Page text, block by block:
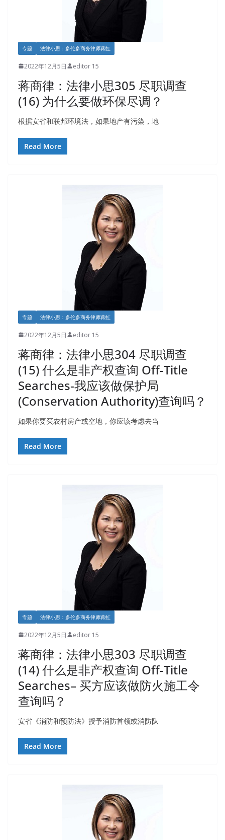
专题 法律小思：多伦多商务律师蒋虹
2022年12月5日 editor 15
蒋商律：法律小思305 尽职调查
(16) 为什么要做环保尽调？
根据安省和联邦环境法，如果地产有污染，地
Read More
专题 法律小思：多伦多商务律师蒋虹
2022年12月5日 editor 15
蒋商律：法律小思304 尽职调查
(15) 什么是非产权查询 Off-Title
Searches-我应该做保护局
(Conservation Authority)查询吗？
如果你要买农村房产或空地，你应该考虑去当
Read More
专题 法律小思：多伦多商务律师蒋虹
2022年12月5日 editor 15
蒋商律：法律小思303 尽职调查
(14) 什么是非产权查询 Off-Title
Searches– 买方应该做防火施工令
查询吗？
安省《消防和预防法》授予消防首领或消防队
Read More